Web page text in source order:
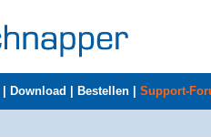
Download Bestellen Support-